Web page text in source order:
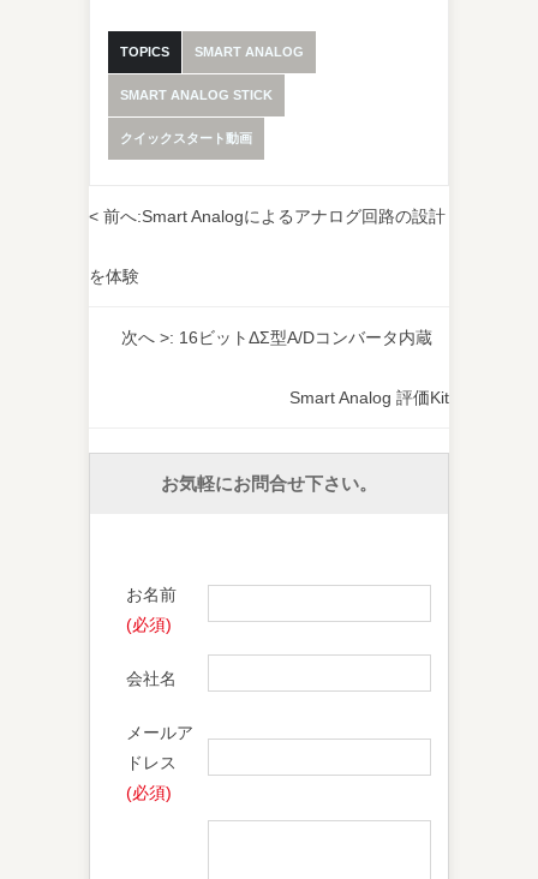
TOPICS SMART ANALOG
SMART ANALOG STICK
クイックスタート動画
< 前へ:Smart Analogによるアナログ回路の設計
を体験
次へ >: 16ビットΔΣ型A/Dコンバータ内蔵
Smart Analog 評価Kit
お気軽にお問合せ下さい。
お名前
(必須)
会社名
メールア
ドレス
(必須)